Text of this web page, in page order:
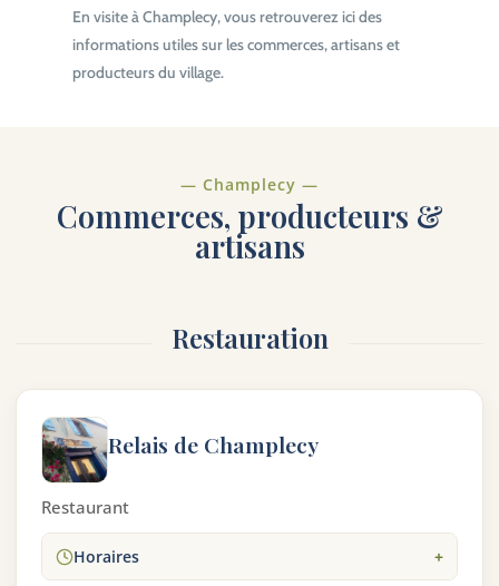
En visite à Champlecy, vous retrouverez ici des
informations utiles sur les commerces, artisans et
producteurs du village.
— Champlecy —
Commerces, producteurs &
artisans
Restauration
Relais de Champlecy
Restaurant
Horaires